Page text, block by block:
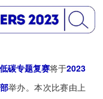
碳专题复赛将于2023
举办。本次比赛由上